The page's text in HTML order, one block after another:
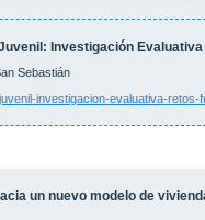
Investigación
Sebastián
investigacion-evaluativa-retos-
un nuevo modelo de